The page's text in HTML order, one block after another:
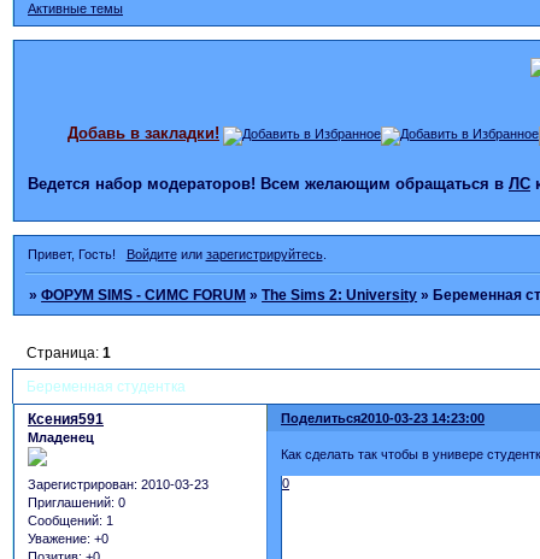
Активные темы
Добавь в закладки!
Ведется набор модераторов! Всем желающим обращаться в ЛС
Привет, Гость! Войдитеили зарегистрируйтесь.
»ФОРУМ SIMS - СИМС FORUM »The Sims 2: University »Беременная
Беременная студентка
Страница:1
Поделиться2010-03-23 14:23:00
Ксения591
Младенец
Зарегистрирован: 2010-03-23
Приглашений: 0
Сообщений: 1
Уважение: +0
Как сделать так чтобы в универе
0